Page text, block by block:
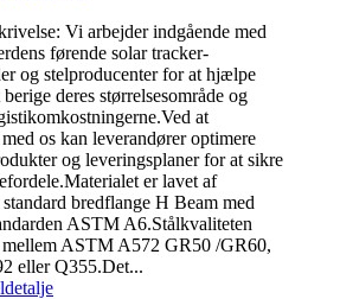
Vi arbejder indgående med
førende solar tracker-
og stelproducenter for at hjælpe
deres størrelsesområde og
at
os kan leverandører optimere
og leveringsplaner for at sikre
er lavet af
bredflange H Beam med
ASTM A6.Stålkvaliteten
ASTM A572 GR50 /GR60,
eller Q355.Det...
detalje